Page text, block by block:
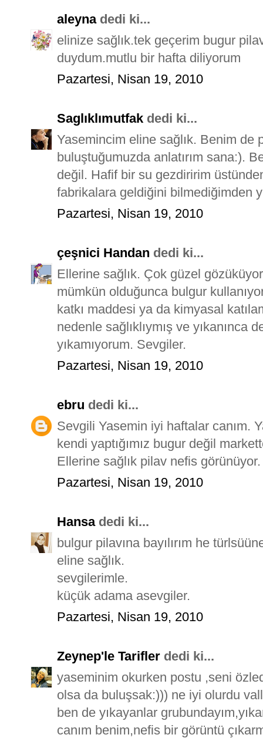
aleynadedi ki...
elinize sağlık.tek geçerim bugur
duydum.mutlu bir hafta diliyorum
Pazartesi, Nisan 19, 2010
Saglıklımutfak dedi ki...
Yasemincim eline sağlık. Benim de
buluştuğumuzda anlatırım sana:).
değil. Hafif bir su gezdiririm
fabrikalara geldiğini bilmediğimden
Pazartesi, Nisan 19, 2010
çeşnici Handan dedi ki...
Ellerine sağlık. Çok güzel
mümkün olduğunca bulgur
katkı maddesi ya da kimyasal
nedenle sağlıklıymış ve
yıkamıyorum. Sevgiler.
Pazartesi, Nisan 19, 2010
ebru dedi ki...
Sevgili Yasemin iyi haftalar canım.
kendi yaptığımız bugur değil
Ellerine sağlık pilav nefis görünüyor.
Pazartesi, Nisan 19, 2010
Hansadedi ki...
bulgur pilavına bayılırım he
eline sağlık.
sevgilerimle.
küçük adama asevgiler.
Pazartesi, Nisan 19, 2010
Zeynep'le Tarifler dedi ki...
yaseminim okurken postu ,seni
olsa da buluşsak:))) ne iyi olurdu
ben de yıkayanlar
canım benim,nefis bir görüntü